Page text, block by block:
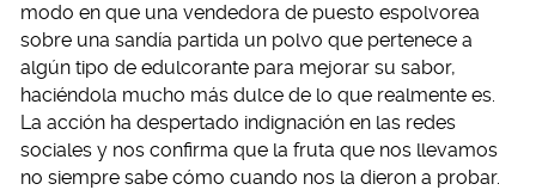
modo en que una vendedora de puesto espolvorea
sobre una sandía partida un polvo que pertenece a
algún tipo de edulcorante para mejorar su sabor,
haciéndola mucho más dulce de lo que realmente es.
La acción ha despertado indignación en las redes
sociales y nos confirma que la fruta que nos llevamos
no siempre sabe cómo cuando nos la dieron a probar.